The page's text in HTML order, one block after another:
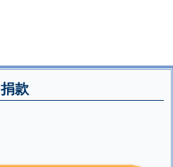
捐款